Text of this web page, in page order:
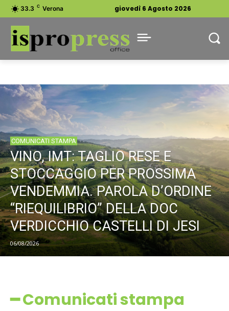
33.3 C Verona giovedì 6 Agosto 2026
COMUNICATI STAMPA
VINO, IMT: TAGLIO RESE E
STOCCAGGIO PER PROSSIMA
VENDEMMIA. PAROLA D’ORDINE
“RIEQUILIBRIO” DELLA DOC
VERDICCHIO CASTELLI DI JESI
06/08/2026
━ Comunicati stampa